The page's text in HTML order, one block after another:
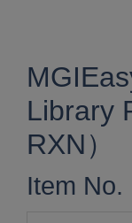
Library
RXN）
Item No.